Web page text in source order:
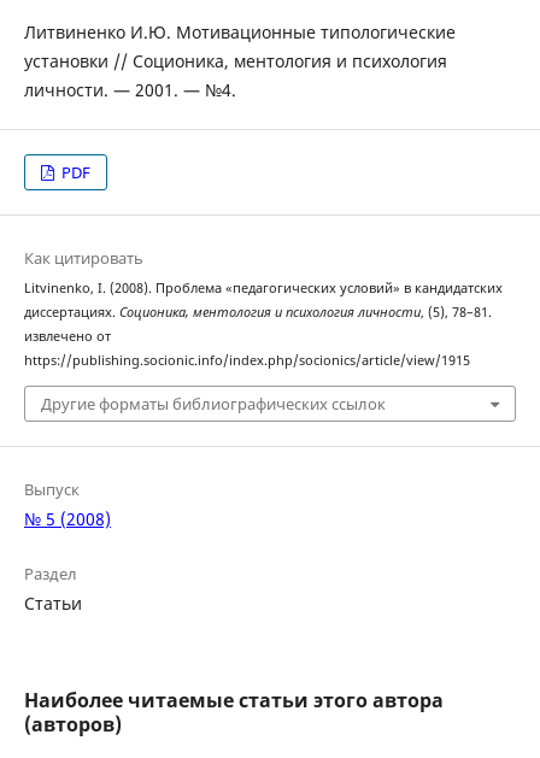
Литвиненко И.Ю. Мотивационные типологические
установки // Соционика, ментология и психология
личности. — 2001. — №4.
PDF
Как цитировать
Litvinenko, I. (2008). Проблема «педагогических условий» в кандидатских
диссертациях. Соционика, ментология и психология личности, (5), 78–81.
извлечено от
https://publishing.socionic.info/index.php/socionics/article/view/1915
Другие форматы библиографических ссылок
Выпуск
№ 5 (2008)
Раздел
Статьи
Наиболее читаемые статьи этого автора
(авторов)